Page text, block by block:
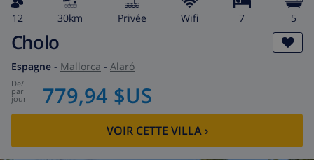
12 30km privée wifi 7 5
Cholo
Espagne - Mallorca - Alaró
de/
par
jour 779,94 $US
VOIR CETTE VILLA›